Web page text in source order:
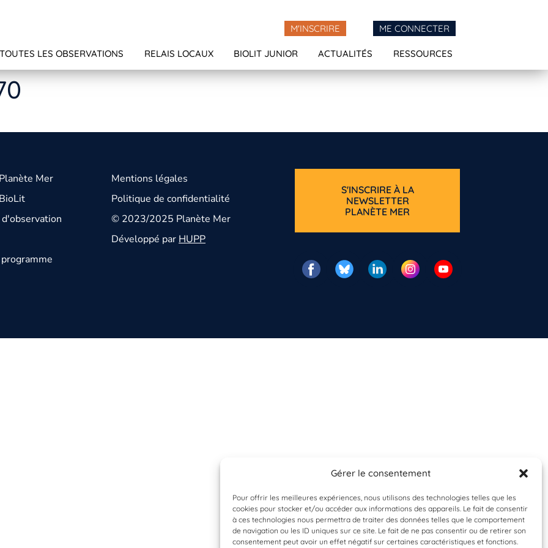
Gérer le consentement
Pour offrir les meilleures expériences, nous utilisons des technologies telles que les
cookies pour stocker et/ou accéder aux informations des appareils. Le fait de consentir
à ces technologies nous permettra de traiter des données telles que le comportement
de navigation ou les ID uniques sur ce site. Le fait de ne pas consentir ou de retirer son
consentement peut avoir un effet négatif sur certaines caractéristiques et fonctions.
M'INSCRIRE ME CONNECTER
TOUTES LES OBSERVATIONS RELAIS LOCAUX BIOLIT JUNIOR ACTUALITÉS RESSOURCES
Mer
Mentions légales
Politique de confidentialité
© 2023/2025 Planète Mer
Développé parHUPP
S'INSCRIRE À LA
NEWSLETTER
PLANÈTE MER